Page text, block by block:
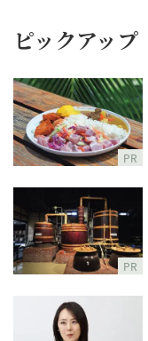
ピックアップ
PR
PR